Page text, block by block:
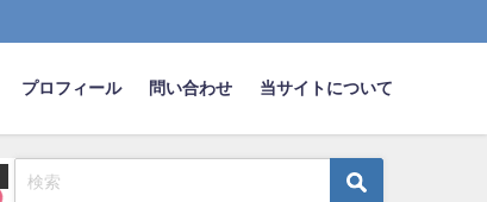
プロフィール 問い合わせ 当サイトについて